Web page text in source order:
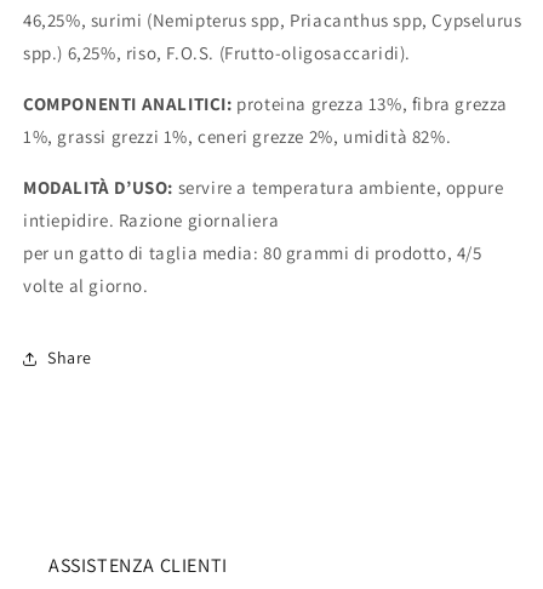
46,25%, surimi (Nemipterus spp, Priacanthus spp, Cypselurus
spp.) 6,25%, riso, F.O.S. (Frutto-oligosaccaridi).
COMPONENTI ANALITICI: proteina grezza 13%, fibra grezza
1%, grassi grezzi 1%, ceneri grezze 2%, umidità 82%.
MODALITÀ D’USO: servire a temperatura ambiente, oppure
intiepidire. Razione giornaliera
per un gatto di taglia media: 80 grammi di prodotto, 4/5
volte al giorno.
Share
ASSISTENZA CLIENTI